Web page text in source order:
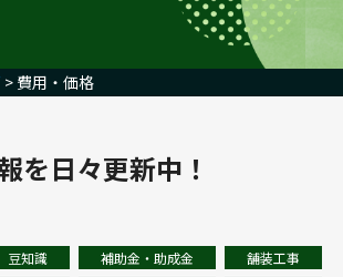
> 費用・価格
を日々更新中！
豆知識 補助金・助成金
舗装工事